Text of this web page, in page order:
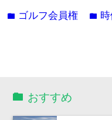
folder ゴルフ会員権 folder
おすすめ